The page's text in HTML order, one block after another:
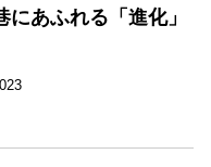
あふれる「進化」